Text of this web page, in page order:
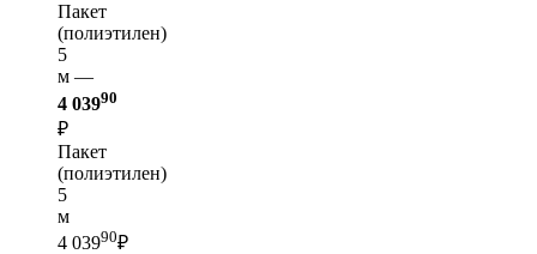
Пакет
(полиэтилен)
5
м —
4 03990
₽
Пакет
(полиэтилен)
5
м
4 03990₽